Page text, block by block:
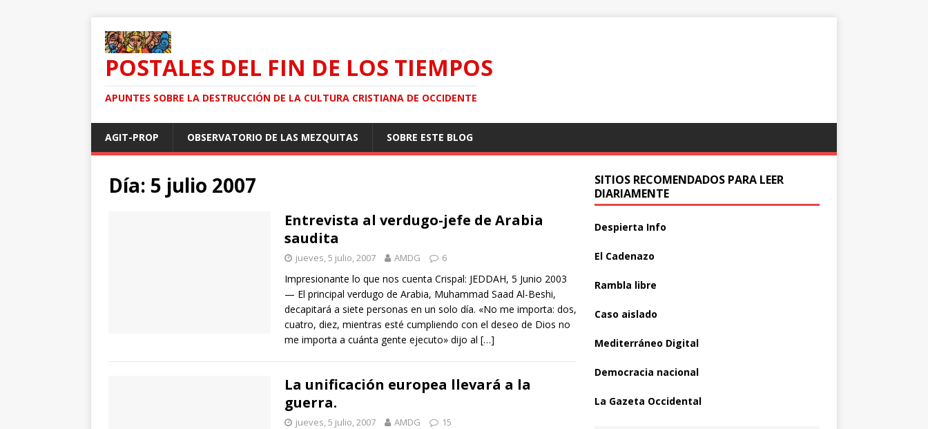
POSTALES DEL FIN DE LOS TIEMPOS
APUNTES SOBRE LA DESTRUCCIÓN DE LA CULTURA CRISTIANA DE OCCIDENTE
AGIT-PROP OBSERVATORIO DE LAS MEZQUITAS SOBRE ESTE BLOG
Día: 5 julio 2007
Entrevista al verdugo-jefe de Arabia
saudita
jueves, 5 julio, 2007 AMDG 6
Impresionante lo que nos cuenta Crispal: JEDDAH, 5 Junio 2003
— El principal verdugo de Arabia, Muhammad Saad Al-Beshi,
decapitará a siete personas en un solo día. «No me importa: dos,
cuatro, diez, mientras esté cumpliendo con el deseo de Dios no
me importa a cuánta gente ejecuto» dijo al […]
La unificación europea llevará a la
guerra.
jueves, 5 julio, 2007 AMDG 15
SITIOS RECOMENDADOS PARA LEER
DIARIAMENTE
Despierta Info
El Cadenazo
Rambla libre
Caso aislado
Mediterráneo Digital
Democracia nacional
La Gazeta Occidental